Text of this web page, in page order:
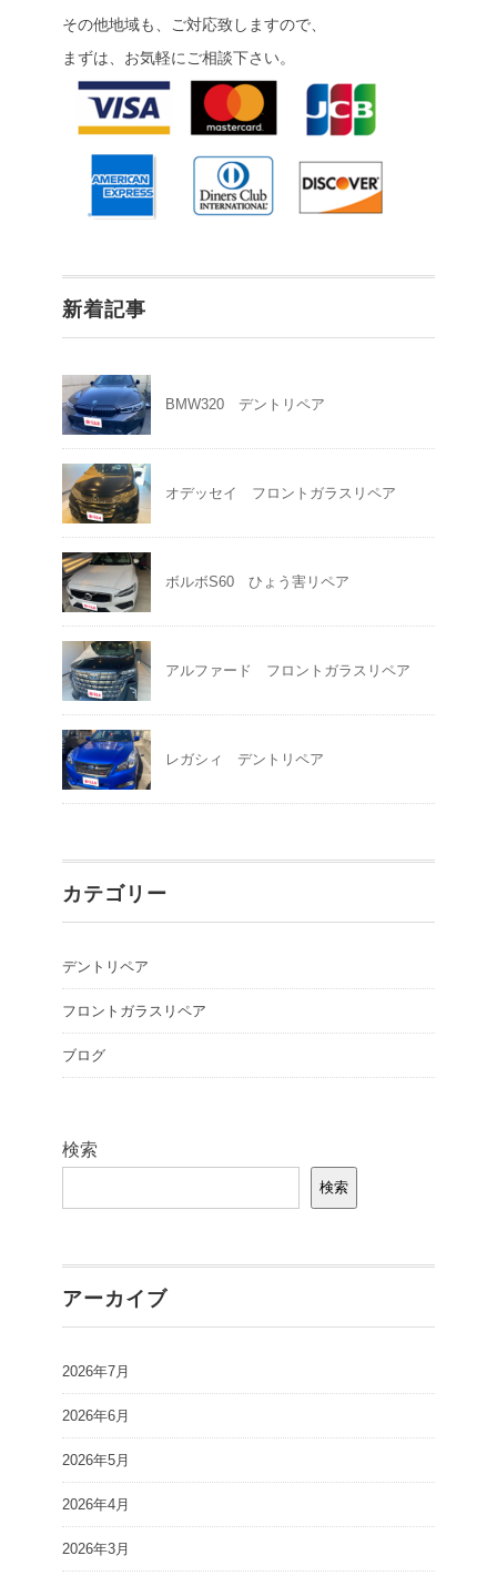
その他地域も、ご対応致しますので、
まずは、お気軽にご相談下さい。
新着記事
BMW320 デントリペア
オデッセイ フロントガラスリペア
ボルボS60 ひょう害リペア
アルファード フロントガラスリペア
レガシィ デントリペア
カテゴリー
デントリペア
フロントガラスリペア
ブログ
検索
検索
アーカイブ
2026年7月
2026年6月
2026年5月
2026年4月
2026年3月